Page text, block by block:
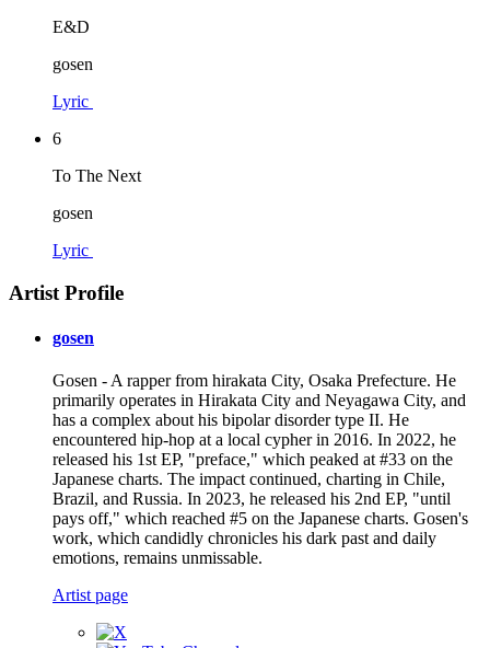
E&D
gosen
Lyric
6
To The Next
gosen
Lyric
Artist Profile
gosen
Gosen - A rapper from hirakata City, Osaka Prefecture. He
primarily operates in Hirakata City and Neyagawa City, and
has a complex about his bipolar disorder type II. He
encountered hip-hop at a local cypher in 2016. In 2022, he
released his 1st EP, "preface," which peaked at #33 on the
Japanese charts. The impact continued, charting in Chile,
Brazil, and Russia. In 2023, he released his 2nd EP, "until
pays off," which reached #5 on the Japanese charts. Gosen's
work, which candidly chronicles his dark past and daily
emotions, remains unmissable.
Artist page